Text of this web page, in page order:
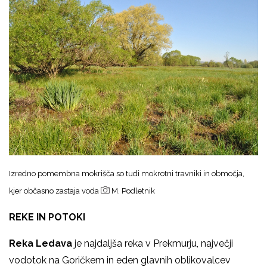
Izredno pomembna mokrišča so tudi mokrotni travniki in območja,
kjer občasno zastaja voda
M. Podletnik
REKE IN POTOKI
Reka Ledava je najdaljša reka v Prekmurju, največji
vodotok na Goričkem in eden glavnih oblikovalcev